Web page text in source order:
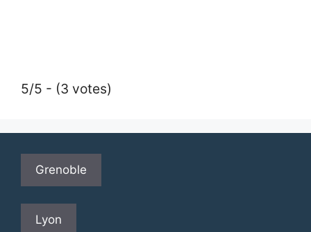
5/5 - (3 votes)
Grenoble
Lyon